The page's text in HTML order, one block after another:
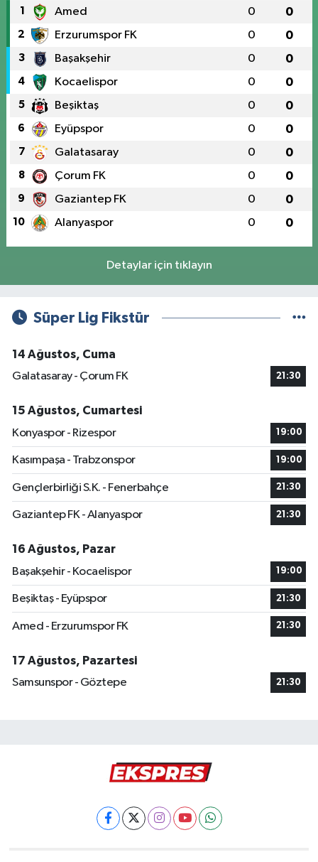
1 Amed 0 0
2 Erzurumspor FK 0 0
3 Başakşehir 0 0
4 Kocaelispor 0 0
5 Beşiktaş 0 0
6 Eyüpspor 0 0
7 Galatasaray 0 0
8 Çorum FK 0 0
9 Gaziantep FK 0 0
10 Alanyaspor 0 0
Detaylar için tıklayın
Süper Lig Fikstür
14 Ağustos, Cuma
Galatasaray - Çorum FK
21:30
15 Ağustos, Cumartesi
Konyaspor - Rizespor
19:00
Kasımpaşa - Trabzonspor 19:00
Gençlerbirliği S.K. - Fenerbahçe 21:30
Gaziantep FK - Alanyaspor 21:30
16 Ağustos, Pazar
Başakşehir - Kocaelispor
19:00
Beşiktaş - Eyüpspor 21:30
Amed - Erzurumspor FK 21:30
17 Ağustos, Pazartesi
Samsunspor - Göztepe
21:30